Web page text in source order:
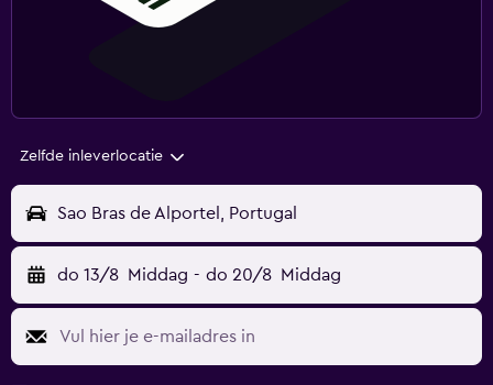
Zelfde inleverlocatie
Sao Bras de Alportel, Portugal
do 13/8 Middag - do 20/8 Middag